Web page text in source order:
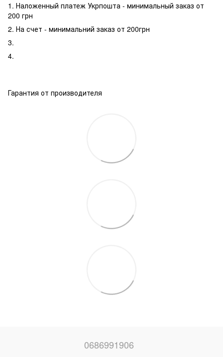
1. Наложенный платеж Укрпошта - минимальный заказ от
200 грн
2. На счет - минимальний заказ от 200грн
3.
4.
Гарантия от производителя
0686991906